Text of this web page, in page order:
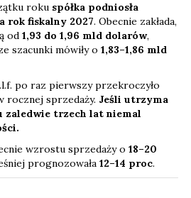
roku spółka podniosła
rok fiskalny 2027. Obecnie zakłada,
od 1,93 do 1,96 mld dolarów,
szacunki mówiły o 1,83–1,86 mld
po raz pierwszy przekroczyło
rocznej sprzedaży. Jeśli utrzyma
zaledwie trzech lat niemal
wzrostu sprzedaży o 18–20
prognozowała 12–14 proc.